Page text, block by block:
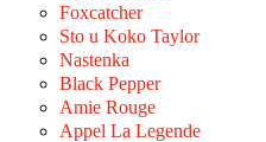
Foxcatcher
Sto u Koko Taylor
Nastenka
Black Pepper
Amie Rouge
Appel La Legende